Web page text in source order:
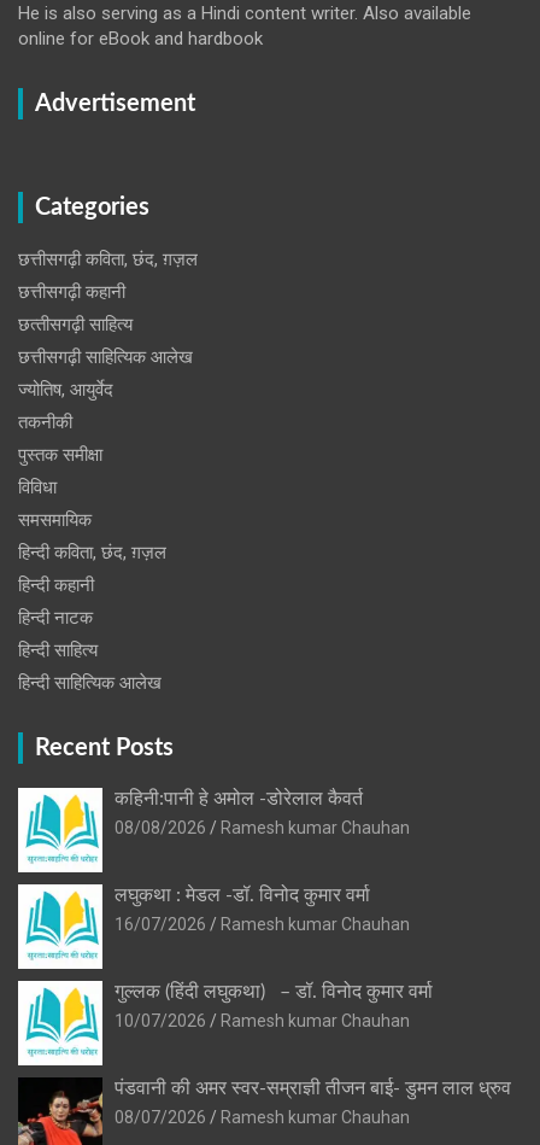
He is also serving as a Hindi content writer. Also available
online for eBook and hardbook
Advertisement
Categories
छत्तीसगढ़ी कविता, छंद, ग़ज़ल
छत्तीसगढ़ी कहानी
छत्‍तीसगढ़ी साहित्‍य
छत्तीसगढ़ी साहित्यिक आलेख
ज्योतिष, आयुर्वेद
तकनीकी
पुस्‍तक समीक्षा
विविधा
समसमायिक
हिन्दी कविता, छंद, ग़ज़ल
हिन्दी कहानी
हिन्‍दी नाटक
हिन्दी साहित्य
हिन्दी साहित्यिक आलेख
Recent Posts
कहिनी:पानी हे अमोल -डोरेलाल कैवर्त
08/08/2026
Ramesh kumar Chauhan
लघुकथा : मेडल -डॉ. विनोद कुमार वर्मा
16/07/2026
Ramesh kumar Chauhan
गुल्लक (हिंदी लघुकथा) – डॉ. विनोद कुमार वर्मा
10/07/2026
Ramesh kumar Chauhan
पंडवानी की अमर स्वर-सम्राज्ञी तीजन बाई- डुमन लाल ध्रुव
08/07/2026
Ramesh kumar Chauhan